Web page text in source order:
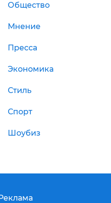
Общество
Мнение
Пресса
Экономика
Стиль
Спорт
Шоубиз